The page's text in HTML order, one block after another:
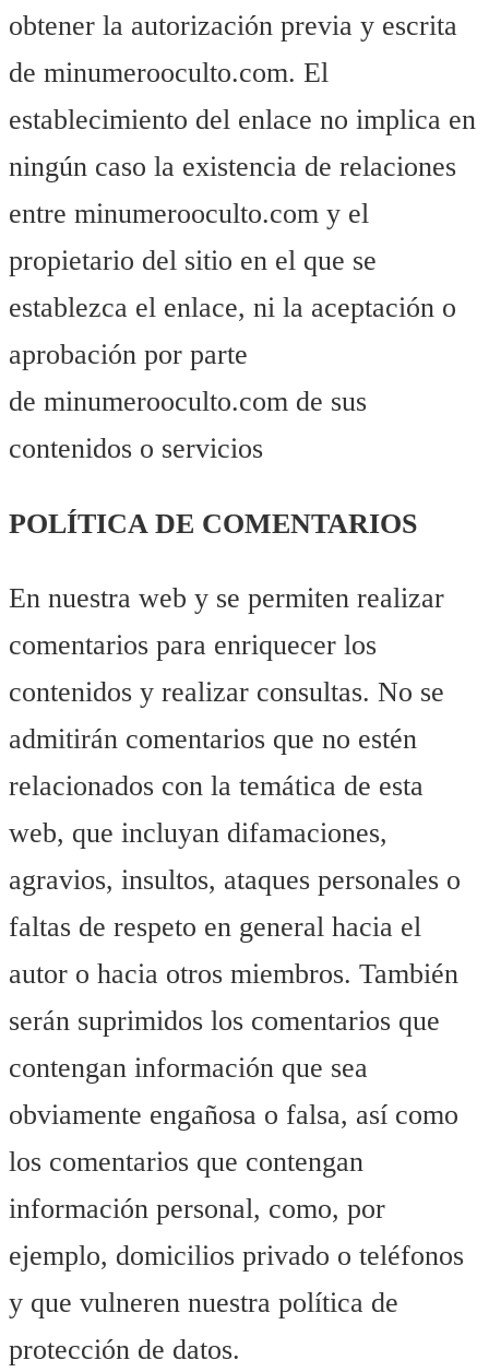
obtener la autorización previa y escrita
de minumerooculto.com. El
establecimiento del enlace no implica en
ningún caso la existencia de relaciones
entre minumerooculto.com y el
propietario del sitio en el que se
establezca el enlace, ni la aceptación o
aprobación por parte
de minumerooculto.com de sus
contenidos o servicios
POLÍTICA DE COMENTARIOS
En nuestra web y se permiten realizar
comentarios para enriquecer los
contenidos y realizar consultas. No se
admitirán comentarios que no estén
relacionados con la temática de esta
web, que incluyan difamaciones,
agravios, insultos, ataques personales o
faltas de respeto en general hacia el
autor o hacia otros miembros. También
serán suprimidos los comentarios que
contengan información que sea
obviamente engañosa o falsa, así como
los comentarios que contengan
información personal, como, por
ejemplo, domicilios privado o teléfonos
y que vulneren nuestra política de
protección de datos.